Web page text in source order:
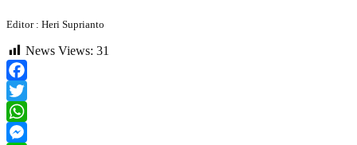
Editor : Heri Suprianto
News Views: 31
Facebook
Twitter
WhatsApp